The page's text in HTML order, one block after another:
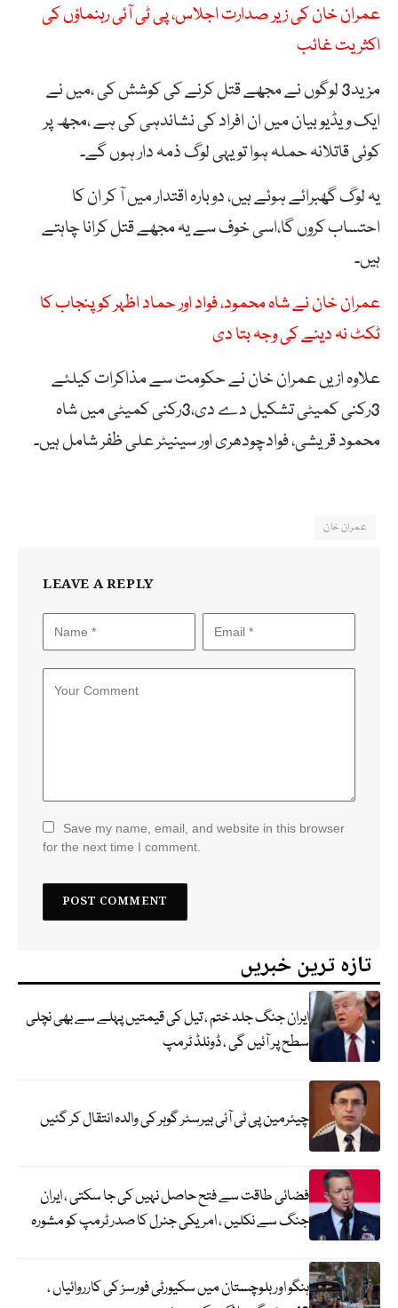
عمران خان کی زیر صدارت اجلاس، پی ٹی آئی رہنماؤں کی
اکثریت غائب
مزید3 لوگوں نے مجھے قتل کرنے کی کوشش کی ،میں نے
ایک ویڈیو بیان میں ان افراد کی نشاندہی کی ہے ،مجھ پر
کوئی قاتلانہ حملہ ہوا تو یہی لوگ ذمہ دار ہوں گے۔
یہ لوگ گھبرائے ہوئے ہیں، دوبارہ اقتدار میں آ کر ان کا
احتساب کروں گا،اسی خوف سے یہ مجھے قتل کرانا چاہتے
ہیں۔
عمران خان نے شاہ محمود، فواد اور حماد اظہر کو پنجاب کا
ٹکٹ نہ دینے کی وجہ بتا دی
علاوہ ازیں عمران خان نے حکومت سے مذاکرات کیلئے
3رکنی کمیٹی تشکیل دے دی،3رکنی کمیٹی میں شاہ
محمود قریشی، فوادچودھری اور سینیٹر علی ظفر شامل ہیں۔
عمران خان
LEAVE A REPLY
Save my name, email, and website in this browser
for the next time I comment.
تازہ ترین خبریں
ایران جنگ جلد ختم ، تیل کی قیمتیں پہلے سے بھی نچلی
سطح پر آئیں گی ، ڈونلڈ ٹرمپ
چیئرمین پی ٹی آئی بیرسٹر گوہر کی والدہ انتقال کر گئیں
فضائی طاقت سے فتح حاصل نہیں کی جا سکتی ، ایران
جنگ سے نکلیں ، امریکی جنرل کا صدر ٹرمپ کو مشورہ
ہنگو اور بلوچستان میں سکیورٹی فورسز کی کارروائیاں ،